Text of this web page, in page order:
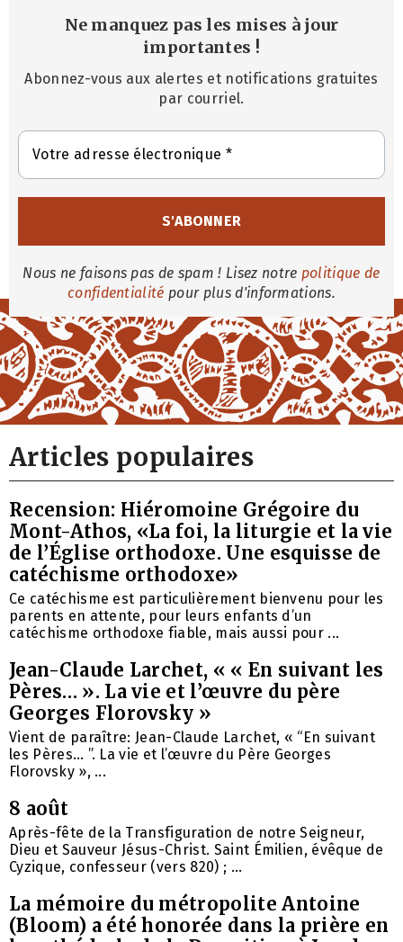
Ne manquez pas les mises à jour
importantes !
Abonnez-vous aux alertes et notifications gratuites
par courriel.
Nous ne faisons pas de spam ! Lisez notre politique de
confidentialité pour plus d'informations.
Articles populaires
Recension: Hiéromoine Grégoire du
Mont-Athos, «La foi, la liturgie et la vie
de l’Église orthodoxe. Une esquisse de
catéchisme orthodoxe»
Ce catéchisme est particulièrement bienvenu pour les
parents en attente, pour leurs enfants d’un
catéchisme orthodoxe fiable, mais aussi pour ...
Jean-Claude Larchet, « « En suivant les
Pères… ». La vie et l’œuvre du père
Georges Florovsky »
Vient de paraître: Jean-Claude Larchet, « “En suivant
les Pères… ”. La vie et l’œuvre du Père Georges
Florovsky », ...
8 août
Après-fête de la Transfiguration de notre Seigneur,
Dieu et Sauveur Jésus-Christ. Saint Émilien, évêque de
Cyzique, confesseur (vers 820) ; ...
La mémoire du métropolite Antoine
(Bloom) a été honorée dans la prière en